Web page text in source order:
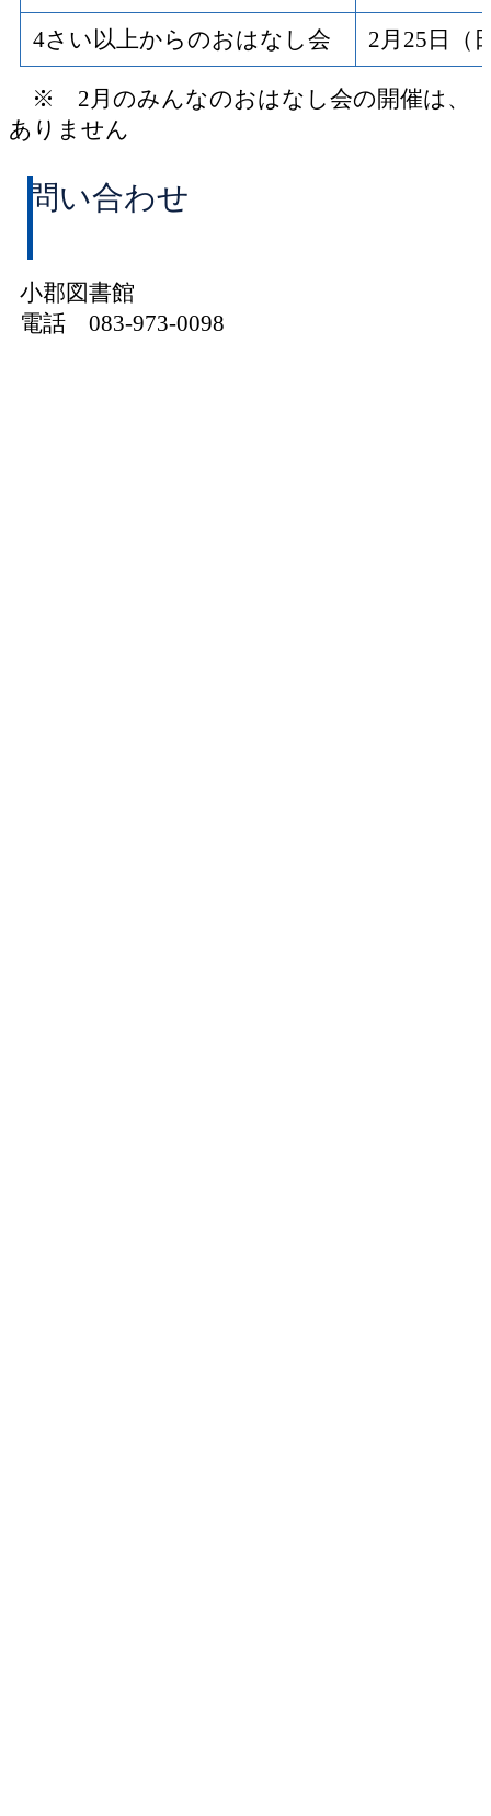
4さい以上からのおはなし会 2月25日（
※ 2月のみんなのおはなし会の開催は、
ありません
問い合わせ
小郡図書館
電話 083-973-0098